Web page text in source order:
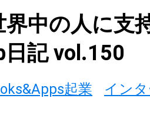
中の人に支
記 vol.150
起業
イン